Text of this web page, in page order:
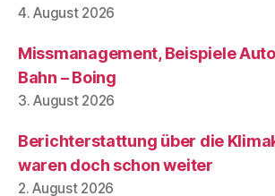
4. August 2026
Missmanagement, Beispiele
Bahn – Boing
3. August 2026
Berichterstattung über die
waren doch schon weiter
2. August 2026